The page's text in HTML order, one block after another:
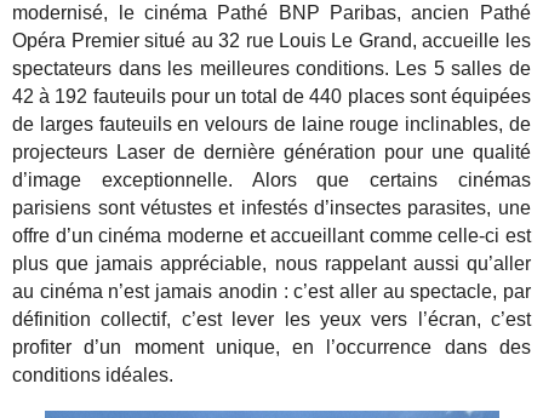
modernisé, le cinéma Pathé BNP Paribas, ancien Pathé
Opéra Premier situé au 32 rue Louis Le Grand, accueille les
spectateurs dans les meilleures conditions. Les 5 salles de
42 à 192 fauteuils pour un total de 440 places sont équipées
de larges fauteuils en velours de laine rouge inclinables, de
projecteurs Laser de dernière génération pour une qualité
d’image exceptionnelle. Alors que certains cinémas
parisiens sont vétustes et infestés d’insectes parasites, une
offre d’un cinéma moderne et accueillant comme celle-ci est
plus que jamais appréciable, nous rappelant aussi qu’aller
au cinéma n’est jamais anodin : c’est aller au spectacle, par
définition collectif, c’est lever les yeux vers l’écran, c’est
profiter d’un moment unique, en l’occurrence dans des
conditions idéales.